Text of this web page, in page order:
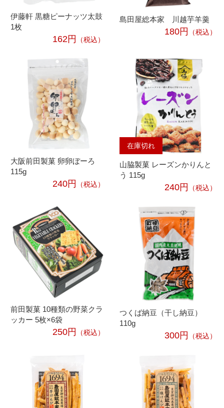
伊藤軒 黒糖ピーナッツ太鼓
1枚
162円 （税込）
島田屋総本家 川越芋羊羹
180円 （税込）
大阪前田製菓 卵卵ぼーろ
115g
240円 （税込）
在庫切れ
山脇製菓 レーズンかりんと
う 115g
240円 （税込）
前田製菓 10種類の野菜クラ
ッカー 5枚×6袋
250円 （税込）
つくば納豆（干し納豆）
110g
300円 （税込）